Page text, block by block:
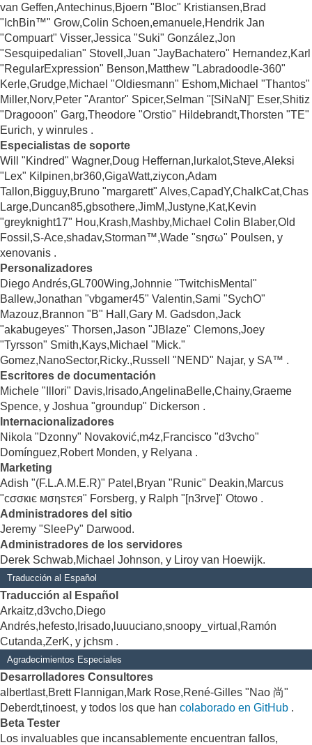
van Geffen,Antechinus,Bjoern "Bloc" Kristiansen,Brad
"IchBin™" Grow,Colin Schoen,emanuele,Hendrik Jan
"Compuart" Visser,Jessica "Suki" González,Jon
"Sesquipedalian" Stovell,Juan "JayBachatero" Hernandez,Karl
"RegularExpression" Benson,Matthew "Labradoodle-360"
Kerle,Grudge,Michael "Oldiesmann" Eshom,Michael "Thantos"
Miller,Norv,Peter "Arantor" Spicer,Selman "[SiNaN]" Eser,Shitiz
"Dragooon" Garg,Theodore "Orstio" Hildebrandt,Thorsten "TE"
Eurich, y winrules .
Especialistas de soporte
Will "Kindred" Wagner,Doug Heffernan,lurkalot,Steve,Aleksi
"Lex" Kilpinen,br360,GigaWatt,ziycon,Adam
Tallon,Bigguy,Bruno "margarett" Alves,CapadY,ChalkCat,Chas
Large,Duncan85,gbsothere,JimM,Justyne,Kat,Kevin
"greyknight17" Hou,Krash,Mashby,Michael Colin Blaber,Old
Fossil,S-Ace,shadav,Storman™,Wade "sησω" Poulsen, y
xenovanis .
Personalizadores
Diego Andrés,GL700Wing,Johnnie "TwitchisMental"
Ballew,Jonathan "vbgamer45" Valentin,Sami "SychO"
Mazouz,Brannon "B" Hall,Gary M. Gadsdon,Jack
"akabugeyes" Thorsen,Jason "JBlaze" Clemons,Joey
"Tyrsson" Smith,Kays,Michael "Mick."
Gomez,NanoSector,Ricky.,Russell "NEND" Najar, y SA™ .
Escritores de documentación
Michele "Illori" Davis,Irisado,AngelinaBelle,Chainy,Graeme
Spence, y Joshua "groundup" Dickerson .
Internacionalizadores
Nikola "Dzonny" Novaković,m4z,Francisco "d3vcho"
Domínguez,Robert Monden, y Relyana .
Marketing
Adish "(F.L.A.M.E.R)" Patel,Bryan "Runic" Deakin,Marcus
"cσσкιє мσηѕтєя" Forsberg, y Ralph "[n3rve]" Otowo .
Administradores del sitio
Jeremy "SleePy" Darwood.
Administradores de los servidores
Derek Schwab,Michael Johnson, y Liroy van Hoewijk.
Traducción al Español
Traducción al Español
Arkaitz,d3vcho,Diego
Andrés,hefesto,Irisado,luuuciano,snoopy_virtual,Ramón
Cutanda,ZerK, y jchsm .
Agradecimientos Especiales
Desarrolladores Consultores
albertlast,Brett Flannigan,Mark Rose,René-Gilles "Nao 尚"
Deberdt,tinoest, y todos los que han colaborado en GitHub .
Beta Tester
Los invaluables que incansablemente encuentran fallos,